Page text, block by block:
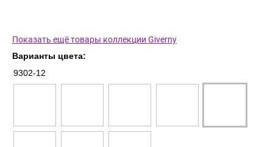
Показать ещё товары коллекции Giverny
Варианты цвета:
9302-12